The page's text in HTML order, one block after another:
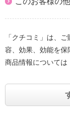
「クチコミ」は、
容、効果、効能を保
商品情報については